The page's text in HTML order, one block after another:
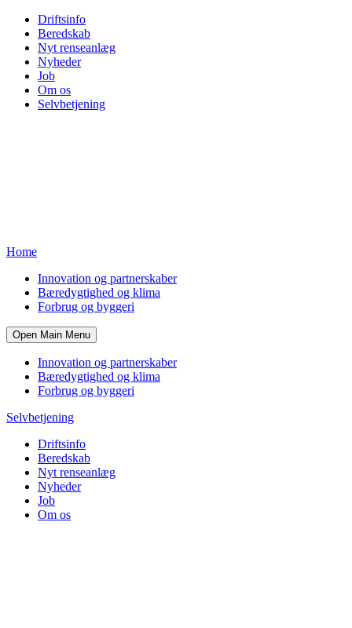
Driftsinfo
Beredskab
Nyt renseanlæg
Nyheder
Job
Om os
Selvbetjening
Home
Innovation og partnerskaber
Bæredygtighed og klima
Forbrug og byggeri
Open Main Menu
Innovation og partnerskaber
Bæredygtighed og klima
Forbrug og byggeri
Selvbetjening
Driftsinfo
Beredskab
Nyt renseanlæg
Nyheder
Job
Om os